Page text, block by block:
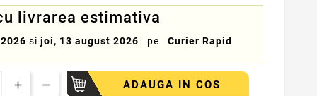
livrarea estimativa
si joi, 13 august 2026 pe Curier Rapid
ADAUGA IN COS